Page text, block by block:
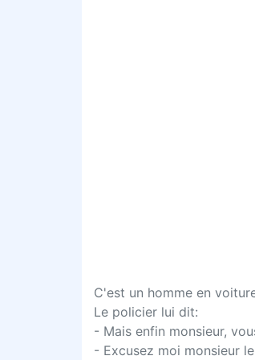
C'est un homme en
Le policier lui dit:
- Mais enfin monsieur,
- Excusez moi monsieur